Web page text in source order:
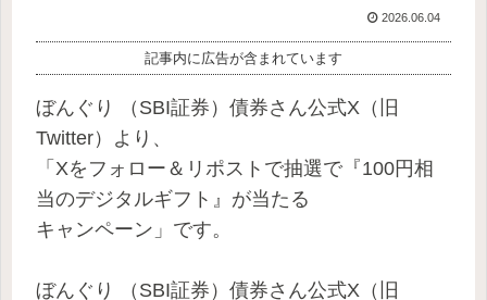
2026.06.04
記事内に広告が含まれています
ぼんぐり （SBI証券）債券さん公式X（旧
Twitter）より、
「Xをフォロー＆リポストで抽選で『100円相
当のデジタルギフト』が当たる
キャンペーン」です。
ぼんぐり （SBI証券）債券さん公式X（旧